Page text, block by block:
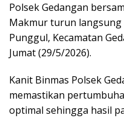
Polsek Gedangan
Makmur turun langsung
Punggul, Kecamatan
Jumat (29/5/2026).
Kanit Binmas Polsek
memastikan
optimal sehingga hasil